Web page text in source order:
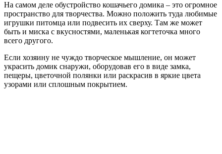
На самом деле обустройство кошачьего домика – это огромное
пространство для творчества. Можно положить туда любимые
игрушки питомца или подвесить их сверху. Там же может
быть и миска с вкусностями, маленькая когтеточка много
всего другого.
Если хозяину не чуждо творческое мышление, он может
украсить домик снаружи, оборудовав его в виде замка,
пещеры, цветочной полянки или раскрасив в яркие цвета
узорами или сплошным покрытием.